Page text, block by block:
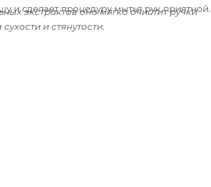
экстрактов оно мягко очистит ручки
и стянутости.
и сделает процедуру мытья рук приятной.